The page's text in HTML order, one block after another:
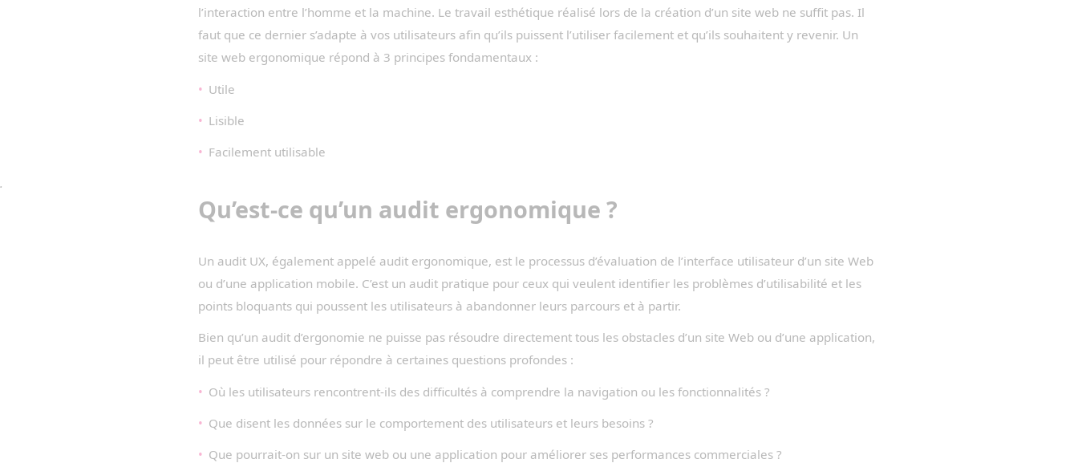
l’interaction entre l’homme et la machine. Le travail esthétique réalisé lors de la création d’un site web ne suffit pas. Il
faut que ce dernier s’adapte à vos utilisateurs afin qu’ils puissent l’utiliser facilement et qu’ils souhaitent y revenir. Un
site web ergonomique répond à 3 principes fondamentaux :
Utile
Lisible
Facilement utilisable
.
Qu’est-ce qu’un audit ergonomique ?
Un audit UX, également appelé audit ergonomique, est le processus d’évaluation de l’interface utilisateur d’un site Web
ou d’une application mobile. C’est un audit pratique pour ceux qui veulent identifier les problèmes d’utilisabilité et les
points bloquants qui poussent les utilisateurs à abandonner leurs parcours et à partir.
Bien qu’un audit d’ergonomie ne puisse pas résoudre directement tous les obstacles d’un site Web ou d’une application,
il peut être utilisé pour répondre à certaines questions profondes :
Où les utilisateurs rencontrent-ils des difficultés à comprendre la navigation ou les fonctionnalités ?
Que disent les données sur le comportement des utilisateurs et leurs besoins ?
Que pourrait-on sur un site web ou une application pour améliorer ses performances commerciales?